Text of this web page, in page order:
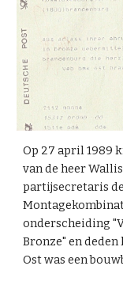
Op 27 april 1989
van de heer
partijsecretaris de
onderscheiding
Bronze" en
Ost was een